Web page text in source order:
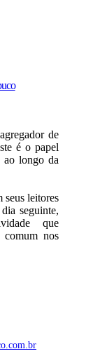
de
é o papel
ao longo da
seus leitores
seguinte,
que
nos